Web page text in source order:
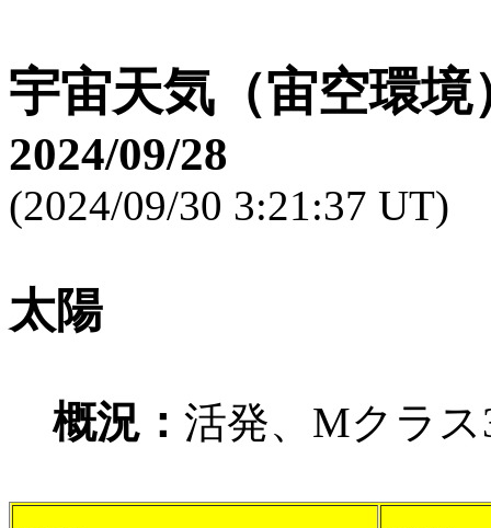
宇宙天気（宙空環境
2024/09/28
(2024/09/30 3:21:37 UT)
太陽
概況： 活発、Mクラ